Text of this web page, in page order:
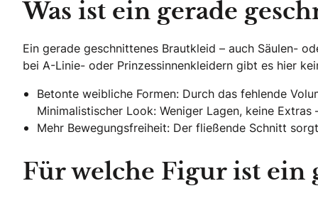
Was ist ein gerade
Ein gerade geschnittenes Brautkleid – auch Säulen-
bei A-Linie- oder Prinzessinnenkleidern gibt es hier
Betonte weibliche Formen: Durch das fehlende
Minimalistischer Look: Weniger Lagen, keine
Mehr Bewegungsfreiheit: Der fließende Schnitt
Für welche Figur ist ein